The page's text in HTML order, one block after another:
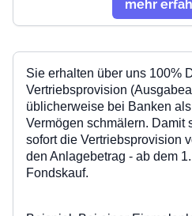
mehr
Sie erhalten über uns 100%
Vertriebsprovision
üblicherweise bei Banken
Vermögen schmälern. Damit
sofort die Vertriebsprovision
den Anlagebetrag - ab dem
Fondskauf.